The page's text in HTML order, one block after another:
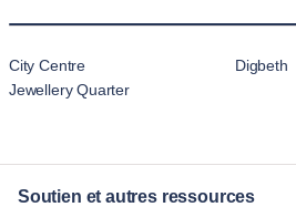
City Centre
Digbeth
Jewellery Quarter
Soutien et autres ressources